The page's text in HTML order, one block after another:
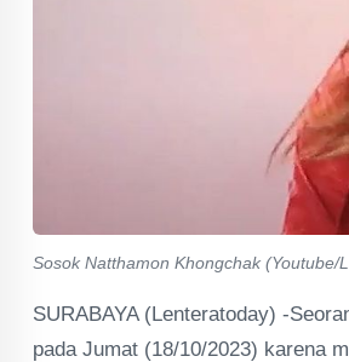
Sosok Natthamon Khongchak (Youtube/
SURABAYA (Lenteratoday) -
pada Jumat (18/10/2023) karena